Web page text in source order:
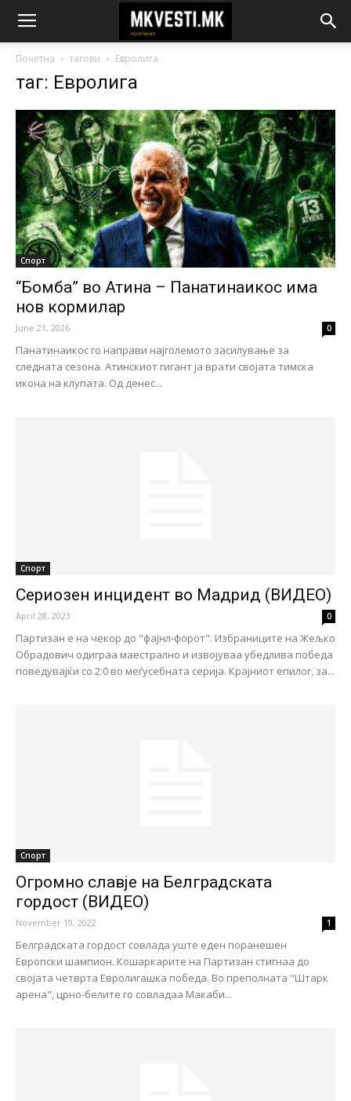
Почетна тагови Евролига
таг: Евролига
Спорт
“Бомба” во Атина – Панатинаикос има
нов кормилар
June 21, 2026 0
Панатинаикос го направи најголемото засилување за
следната сезона. Атинскиот гигант ја врати својата тимска
икона на клупата. Од денес...
Спорт
Сериозен инцидент во Мадрид (ВИДЕО)
April 28, 2023 0
Партизан е на чекор до "фајнл-форот". Избраниците на Жељко
Обрадович одиграа маестрално и извојуваа убедлива победа
поведувајќи со 2:0 во меѓусебната серија. Крајниот епилог, за...
Спорт
Oгромно славје на Белградската
гордост (ВИДЕО)
November 19, 2022 1
Белградската гордост совлада уште еден поранешен
Европски шампион. Кошаркарите на Партизан стигнаа до
својата четврта Евролигашка победа. Во преполната "Штарк
арена", црно-белите го совладаа Макаби...